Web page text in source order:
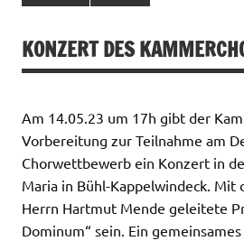
KONZERT DES
Am 14.05.23 um 17h gibt der
Vorbereitung zur Teilnahme am
Chorwettbewerb ein Konzert in
Maria in Bühl-Kappelwindeck. Mit
Herrn Hartmut Mende geleitete
Dominum“ sein. Ein